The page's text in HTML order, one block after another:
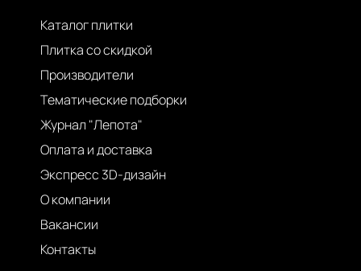
Каталог плитки
Плитка со скидкой
Производители
Тематические подборки
Журнал "Лепота"
Оплата и доставка
Экспресс 3D-дизайн
О компании
Вакансии
Контакты